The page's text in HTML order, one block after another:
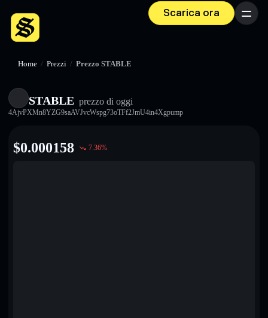
Scarica ora Menu
Home / Prezzi / Prezzo STABLE
STABLE prezzo di oggi
4AjvPXMn8YZG9saAVJvcWspg73oTFf2JmU4in4Xgpump
$0.000158 7.36%